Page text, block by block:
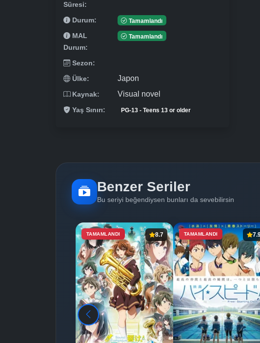
Süresi:
Durum: Tamamlandı
MAL
Durum:
Tamamlandı
Sezon:
Ülke:
Japon
Kaynak: Visual novel
Yaş Sınırı: PG-13 - Teens 13 or older
Benzer Seriler
Bu seriyi beğendiysen bunları da sevebilirsin
TAMAMLANDI 8.7 TAMAMLANDI